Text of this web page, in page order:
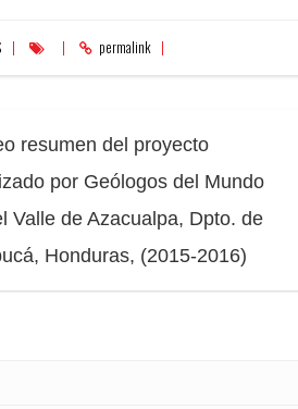
permalink
resumen del proyecto
por Geólogos del Mundo
Valle de Azacualpa, Dpto. de
Honduras, (2015-2016)